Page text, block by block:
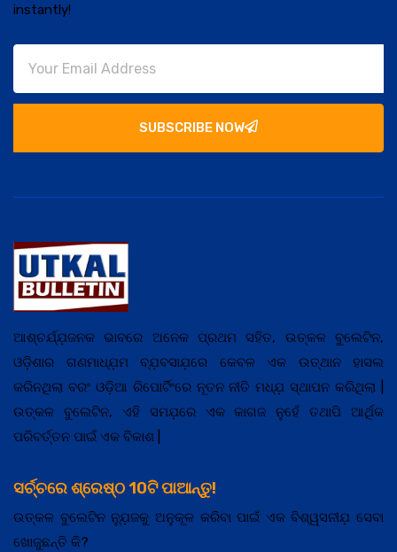
instantly!
SUBSCRIBE NOW
ଆଶ୍ଚର୍ଯ୍ଯ଼ଜନକ ଭାବରେ ଅନେକ ପ୍ରଥମ ସହିତ, ଉତ୍କଳ ବୁଲେଟିନ,
ଓଡ଼ିଶାର ଗଣମାଧ୍ଯ଼ମ ବ୍ଯ଼ବସାଯ଼ରେ କେବଳ ଏକ ଉତ୍ଥାନ ହାସଲ
କରିନଥିଲା ବରଂ ଓଡ଼ିଆ ରିପୋର୍ଟିଂରେ ନୂତନ ନୀତି ମଧ୍ଯ଼ ସ୍ଥାପନ କରିଥିଲା |
ଉତ୍କଳ ବୁଲେଟିନ, ଏହି ସମଯ଼ରେ ଏକ କାଗଜ ନୁହେଁ ତଥାପି ଆର୍ଥିକ
ପରିବର୍ତ୍ତନ ପାଇଁ ଏକ ବିକାଶ |
ସର୍ଚ୍ଚରେ ଶ୍ରେଷ୍ଠ 10ଟି ପାଆନ୍ତୁ!
ଉତ୍କଳ ବୁଲେଟିନ ନ୍ଯ଼ୁଜକୁ ଅନୁକୂଳ କରିବା ପାଇଁ ଏକ ବିଶ୍ୱସନୀଯ଼ ସେବା
ଖୋଜୁଛନ୍ତି କି?